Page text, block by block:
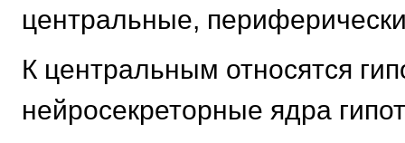
центральные,
К центральным относятся
нейросекреторные ядра